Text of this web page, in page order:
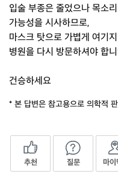
입술 부종은 줄었으나 목소
가능성을 시사하므로,
마스크 탓으로 가볍게 여기
병원을 다시 방문하셔야 합
건승하세요
* 본 답변은 참고용으로 의학적
추천 질문 마이